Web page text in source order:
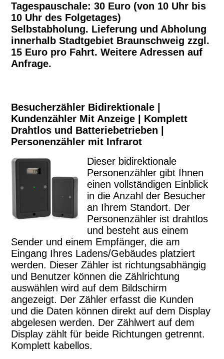
Tagespauschale: 30 Euro (von 10 Uhr bis
10 Uhr des Folgetages)
Selbstabholung. Lieferung und Abholung
innerhalb Stadtgebiet Braunschweig zzgl.
15 Euro pro Fahrt. Weitere Adressen auf
Anfrage.
Besucherzähler Bidirektionale |
Kundenzähler Mit Anzeige | Komplett
Drahtlos und Batteriebetrieben |
Personenzähler mit Infrarot
Dieser bidirektionale
Personenzähler gibt Ihnen
einen vollständigen Einblick
in die Anzahl der Besucher
an Ihrem Standort. Der
Personenzähler ist drahtlos
und besteht aus einem
Sender und einem Empfänger, die am
Eingang Ihres Ladens/Gebäudes platziert
werden. Dieser Zähler ist richtungsabhängig
und Benutzer können die Zählrichtung
auswählen wird auf dem Bildschirm
angezeigt. Der Zähler erfasst die Kunden
und die Daten können direkt auf dem Display
abgelesen werden. Der Zählwert auf dem
Display zählt für beide Richtungen getrennt.
Komplett kabellos.